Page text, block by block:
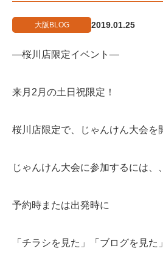
大阪BLOG 2019.01.25
—桜川店限定イベント—
来月2月の土日祝限定！
桜川店限定で、じゃんけん大会を
じゃんけん大会に参加するには、
予約時または出発時に
「チラシを見た」「ブログを見た